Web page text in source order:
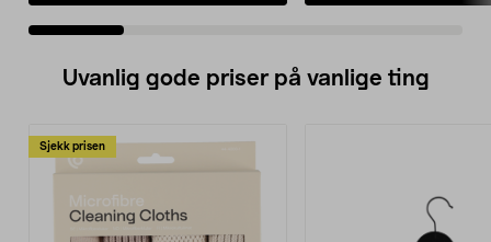
Uvanlig gode priser på vanlige ting
Sjekk prisen